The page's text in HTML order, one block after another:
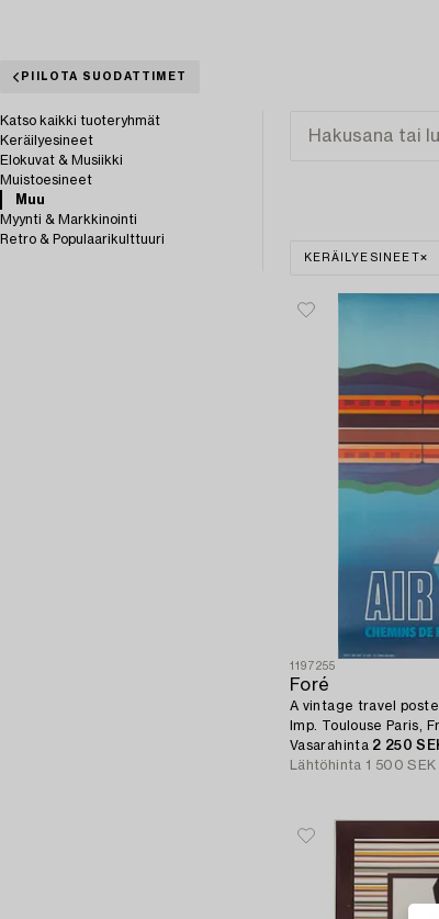
PIILOTA SUODATTIMET
Katso kaikki tuoteryhmät
Keräilyesineet
Elokuvat & Musiikki
Muistoesineet
Muu
Myynti & Markkinointi
Retro & Populaarikulttuuri
KERÄILYESINEET
1197255
Foré
A vintage travel
Imp. Toulouse Paris,
Vasarahinta 2 250
Lähtöhinta 1 500 SEK